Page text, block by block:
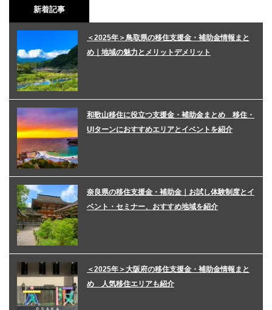
新着記事
＜2025年＞鳥取県の移住支援金・補助金情報まと
め｜地域の魅力とメリットデメリット
和歌山移住に役立つ支援金・補助金まとめ 移住・
UIターンにおすすめエリアとイベントを紹介
奈良県の移住支援金・補助金｜お試し体験制度とイ
ベント・セミナー、おすすめ地域を紹介
＜2025年＞大阪府の移住支援金・補助金情報まと
め 人気移住エリアも紹介